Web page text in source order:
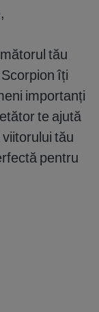
tău
îți
importanți
te ajută
tău
pentru